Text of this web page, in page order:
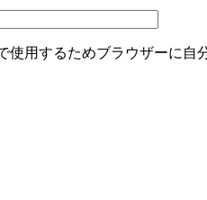
使用するためブラウザーに自